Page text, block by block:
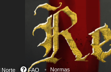
Norte FAQ Normas